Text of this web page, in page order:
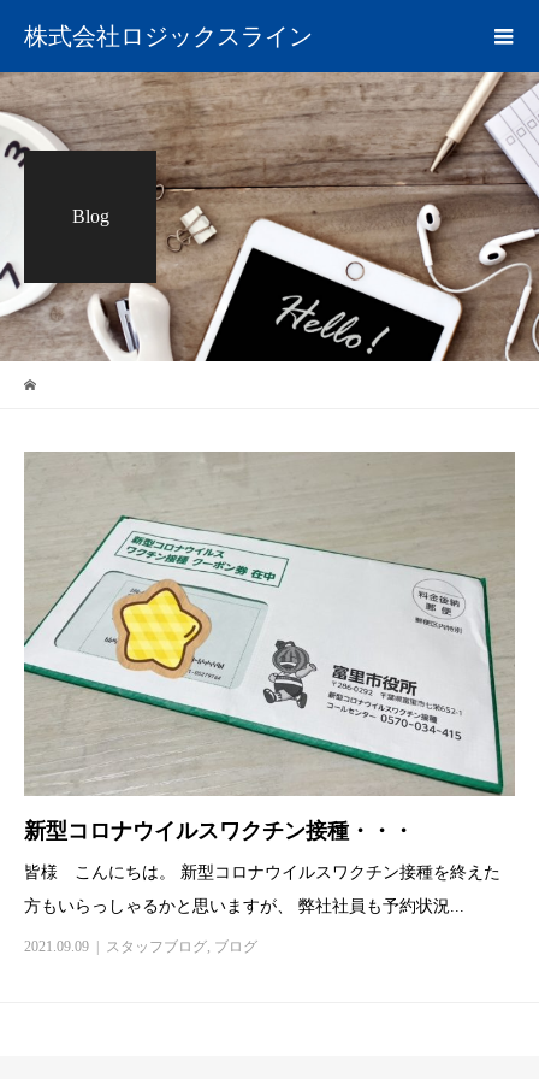
株式会社ロジックスライン
Blog
新型コロナウイルスワクチン接種・・・
皆様 こんにちは。 新型コロナウイルスワクチン接種を終えた
方もいらっしゃるかと思いますが、 弊社社員も予約状況...
2021.09.09 スタッフブログ, ブログ